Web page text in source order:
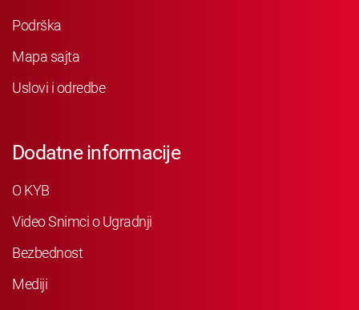
Podrška
Mapa sajta
Uslovi i odredbe
Dodatne informacije
O KYB
Video Snimci o Ugradnji
Bezbednost
Mediji